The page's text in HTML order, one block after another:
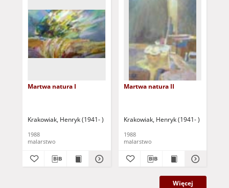
Martwa natura I
Krakowiak, Henryk (1941- )
1988
malarstwo
Martwa natura II
Krakowiak, Henryk (1941- )
1988
malarstwo
Więcej